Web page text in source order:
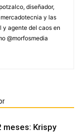
diseñador,
y las
y agente del caos en
@morfosmedia
meses: Krispy